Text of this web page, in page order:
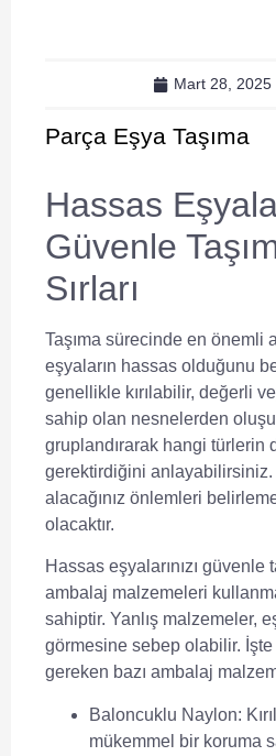
Mart 28, 2025
Parça Eşya Taşıma
Hassas
Güvenle
Sırları
Taşıma sürecinde en önemli
eşyaların hassas olduğunu
genellikle kırılabilir, değerli
sahip olan nesnelerden
gruplandırarak hangi türlerin
gerektirdiğini anlayabilirsiniz.
alacağınız önlemleri
olacaktır.
Hassas eşyalarınızı güvenle
ambalaj malzemeleri
sahiptir. Yanlış malzemeler,
görmesine sebep olabilir.
gereken bazı ambalaj
Baloncuklu Naylon:
mükemmel bir koruma